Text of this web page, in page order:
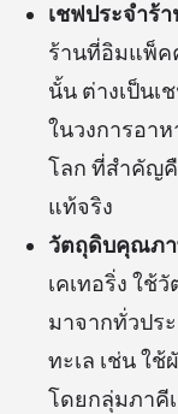
เชฟประจำร้
ร้านที่อิมแพ็ค
นั้น ต่างเป็น
ในวงการอา
โลก ที่สำคัญคื
แท้จริง
วัตถุดิบคุณภ
เคเทอริ่ง ใ
มาจากทั่วปร
ทะเล เช่น ใ
โดยกลุ่มภาคี